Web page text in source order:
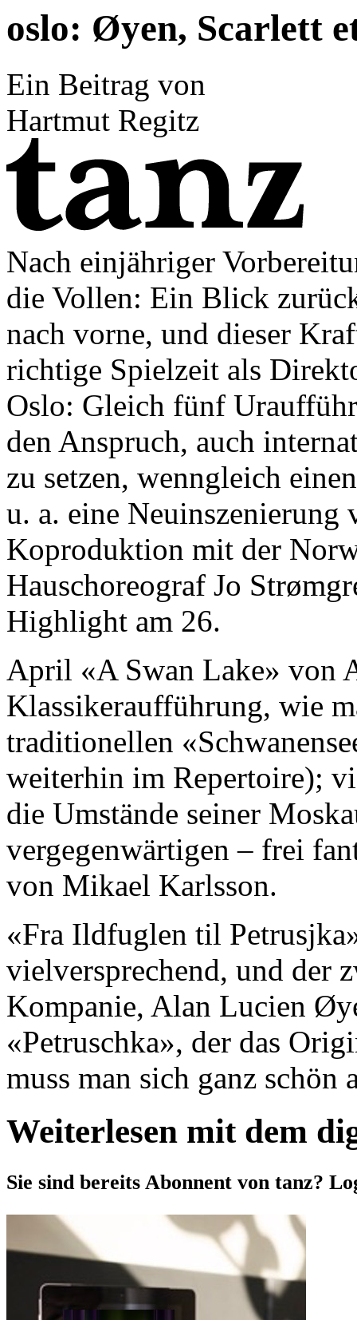
oslo: Øyen, Scarlett
Ein Beitrag von
Hartmut Regitz
Nach einjähriger
die Vollen: Ein Blick
nach vorne, und dieser
richtige Spielzeit als
Oslo: Gleich fünf
den Anspruch, auch
zu setzen, wenngleich
u. a. eine
Koproduktion mit der
Hauschoreograf Jo
Highlight am 26.
April «A Swan Lake» von
Klassikeraufführung, wie
traditionellen
weiterhin im Repertoire);
die Umstände seiner
vergegenwärtigen – frei
von Mikael Karlsson.
«Fra Ildfuglen til
vielversprechend, und der
Kompanie, Alan Lucien
«Petruschka», der das
muss man sich ganz
Weiterlesen mit dem
Sie sind bereits Abonnent von tanz?